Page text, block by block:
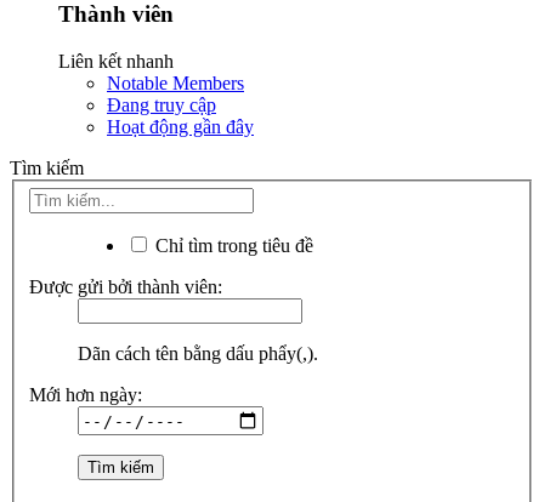
Thành viên
Liên kết nhanh
Notable Members
Đang truy cập
Hoạt động gần đây
Tìm kiếm
Chỉ tìm trong tiêu đề
Được gửi bởi thành viên:
Dãn cách tên bằng dấu phẩy(,).
Mới hơn ngày: